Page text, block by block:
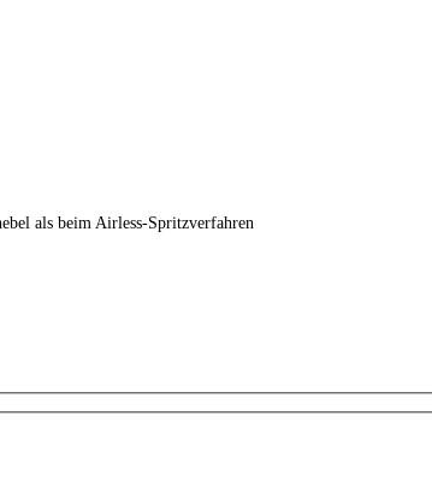
als beim Airless-Spritzverfahren